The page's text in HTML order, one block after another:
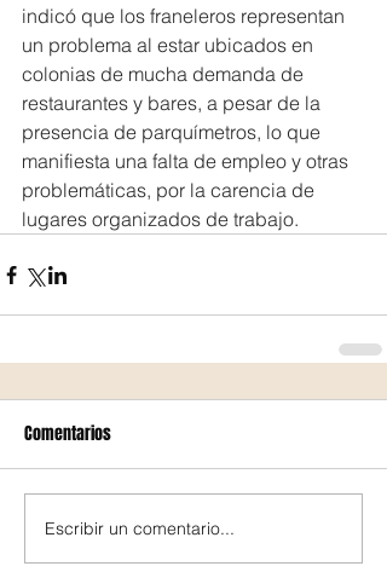
indicó que los franeleros representan
un problema al estar ubicados en
colonias de mucha demanda de
restaurantes y bares, a pesar de la
presencia de parquímetros, lo que
manifiesta una falta de empleo y otras
problemáticas, por la carencia de
lugares organizados de trabajo.
Comentarios
Escribir un comentario...